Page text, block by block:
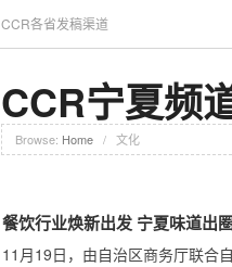
CCR各省发稿渠道
CCR宁夏频
Browse: Home / 文化
餐饮行业焕新出发 宁夏味道出
11月19日，由自治区商务厅联合